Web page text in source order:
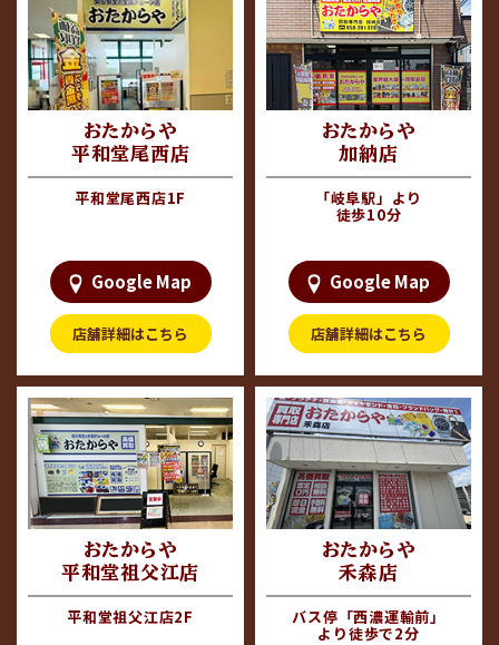
＃コーチ
＃グッチ
＃バカラ
＃ディオール
#ヴィトン
============================
平和堂尾西店 出入り口左
＃コーチ
＃グッチ
＃バカラ
＃ディオール
＃ヴィトン
＃エルメス
＃シャネル
＃ロレックス
平和堂祖父江店
2F エスカレーター横すぐ
「貴金属」
写真以外のブランド品、貴
金属、骨董品など高価買取
させていただきます！
ぜひお気軽にご来店くださ
い！
＃ブランド品
＃時計
＃金
＃稲沢市
＃おたからや
＃切手
＃羽島市
＃高価買取
＃バレンシアガ
＃コーチ
＃グッチ
＃バカラ
＃ディオール
＃ヴィトン
＃エルメス
＃シャネル
＃ロレックス
お写真以外のブランド、貴金
属、骨董品も高価買取して
います！
皆様のご来店を心からお待
ちしております〜！
＃貴金属
＃プラチナ
＃ロレックス
#バレンシアガ
＃コーチ
＃グッチ
＃バカラ
＃ディオール
＃フェラガモ
＃金
＃岐阜市
＃おたからや
＃骨董品
＃切手
＃高価買取
買取専門店 おたからや 加納
おたからや
平和堂尾西店
平和堂尾西店1F
Google Map
店舗詳細はこちら
おたからや
加納店
「岐阜駅」より
徒歩10分
Google Map
店舗詳細はこちら
おたからや
平和堂祖父江店
平和堂祖父江店2F
おたからや
禾森店
バス停「西濃運輸前」
より徒歩で2分